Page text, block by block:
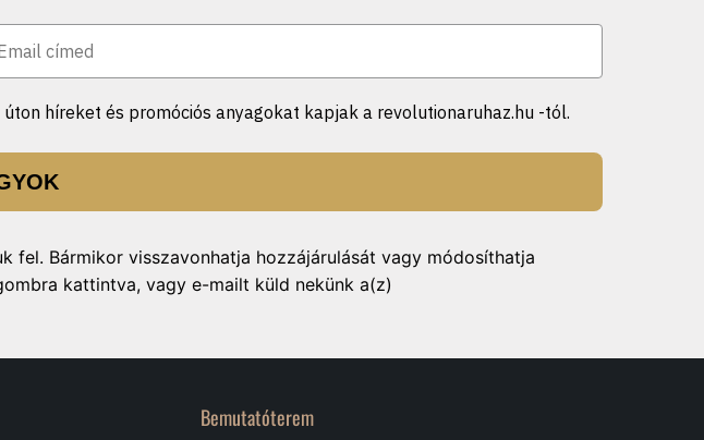
híreket és promóciós anyagokat kapjak a revolutionaruhaz.hu -tól.
fel. Bármikor visszavonhatja hozzájárulását vagy módosíthatja
kattintva, vagy e-mailt küld nekünk a(z)
Bemutatóterem